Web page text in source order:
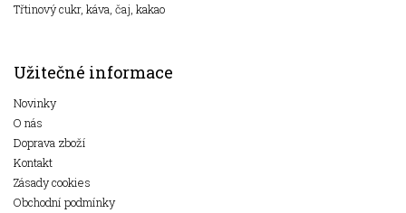
Třtinový cukr, káva, čaj, kakao
Užitečné informace
Novinky
O nás
Doprava zboží
Kontakt
Zásady cookies
Obchodní podmínky